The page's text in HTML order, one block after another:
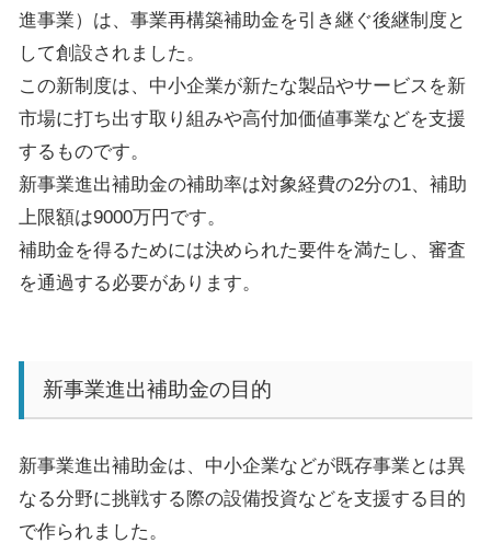
進事業）は、事業再構築補助金を引き継ぐ後継制度と
して創設されました。
この新制度は、中小企業が新たな製品やサービスを新
市場に打ち出す取り組みや高付加価値事業などを支援
するものです。
新事業進出補助金の補助率は対象経費の2分の1、補助
上限額は9000万円です。
補助金を得るためには決められた要件を満たし、審査
を通過する必要があります。
新事業進出補助金の目的
新事業進出補助金は、中小企業などが既存事業とは異
なる分野に挑戦する際の設備投資などを支援する目的
で作られました。